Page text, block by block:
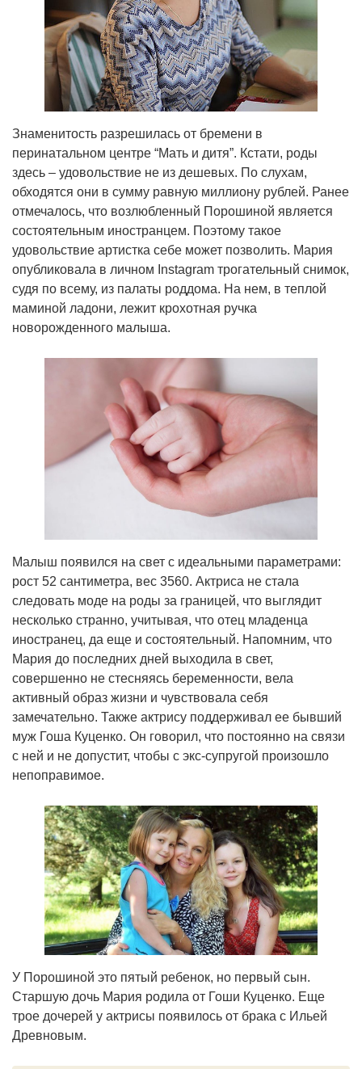
Знаменитость разрешилась от бремени в
перинатальном центре “Мать и дитя”. Кстати, роды
здесь – удовольствие не из дешевых. По слухам,
обходятся они в сумму равную миллиону рублей. Ранее
отмечалось, что возлюбленный Порошиной является
состоятельным иностранцем. Поэтому такое
удовольствие артистка себе может позволить. Мария
опубликовала в личном Instagram трогательный снимок,
судя по всему, из палаты роддома. На нем, в теплой
маминой ладони, лежит крохотная ручка
новорожденного малыша.
Малыш появился на свет с идеальными параметрами:
рост 52 сантиметра, вес 3560. Актриса не стала
следовать моде на роды за границей, что выглядит
несколько странно, учитывая, что отец младенца
иностранец, да еще и состоятельный. Напомним, что
Мария до последних дней выходила в свет,
совершенно не стесняясь беременности, вела
активный образ жизни и чувствовала себя
замечательно. Также актрису поддерживал ее бывший
муж Гоша Куценко. Он говорил, что постоянно на связи
с ней и не допустит, чтобы с экс-супругой произошло
непоправимое.
У Порошиной это пятый ребенок, но первый сын.
Старшую дочь Мария родила от Гоши Куценко. Еще
трое дочерей у актрисы появилось от брака с Ильей
Древновым.